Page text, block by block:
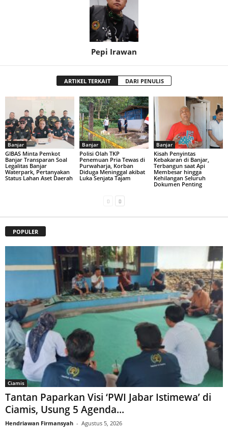
Pepi Irawan
ARTIKEL TERKAIT DARI PENULIS
Banjar
GIBAS Minta Pemkot
Banjar Transparan Soal
Legalitas Banjar
Waterpark, Pertanyakan
Status Lahan Aset Daerah
Banjar
Polisi Olah TKP
Penemuan Pria Tewas di
Purwaharja, Korban
Diduga Meninggal akibat
Luka Senjata Tajam
Banjar
Kisah Penyintas
Kebakaran di Banjar,
Terbangun saat Api
Membesar hingga
Kehilangan Seluruh
Dokumen Penting
POPULER
Ciamis
Tantan Paparkan Visi ‘PWI Jabar Istimewa’ di
Ciamis, Usung 5 Agenda...
Hendriawan Firmansyah - Agustus 5, 2026